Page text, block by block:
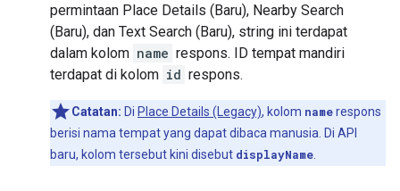
permintaan Place Details (Baru), Nearby Search
(Baru), dan Text Search (Baru), string ini terdapat
dalam kolom name respons. ID tempat mandiri
terdapat di kolom id respons.
Catatan: Di Place Details (Legacy), kolom namerespons
berisi nama tempat yang dapat dibaca manusia. Di API
baru, kolom tersebut kini disebut displayName